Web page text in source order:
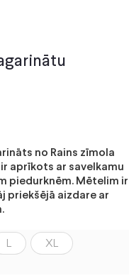
no Rains zīmola
aprīkots ar savelkamu
piedurknēm. Mētelim ir
priekšējā aizdare ar
XL